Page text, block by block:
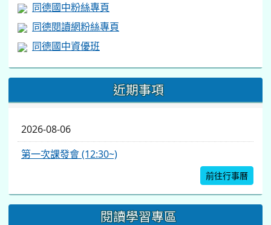
同德國中粉絲專頁
同德閱讀網粉絲專頁
同德國中資優班
近期事項
2026-08-06
第一次課發會 (12:30~)
前往行事曆
閱讀學習專區